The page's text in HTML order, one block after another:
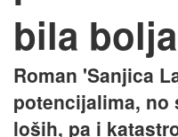
bila bolja
Roman 'Sanjica
potencijalima, no
loših, pa i